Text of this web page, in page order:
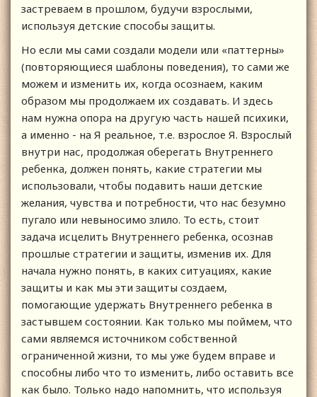
застреваем в прошлом, будучи взрослыми,
используя детские способы защиты.
Но если мы сами создали модели или «паттерны»
(повторяющиеся шаблоны поведения), то сами же
можем и изменить их, когда осознаем, каким
образом мы продолжаем их создавать. И здесь
нам нужна опора на другую часть нашей психики,
а именно - на Я реальное, т.е. взрослое Я. Взрослый
внутри нас, продолжая оберегать Внутреннего
ребенка, должен понять, какие стратегии мы
использовали, чтобы подавить наши детские
желания, чувства и потребности, что нас безумно
пугало или невыносимо злило. То есть, стоит
задача исцелить Внутреннего ребенка, осознав
прошлые стратегии и защиты, изменив их. Для
начала нужно понять, в каких ситуациях, какие
защиты и как мы эти защиты создаем,
помогающие удержать Внутреннего ребенка в
застывшем состоянии. Как только мы поймем, что
сами являемся источником собственной
ограниченной жизни, то мы уже будем вправе и
способны либо что то изменить, либо оставить все
как было. Только надо напомнить, что используя